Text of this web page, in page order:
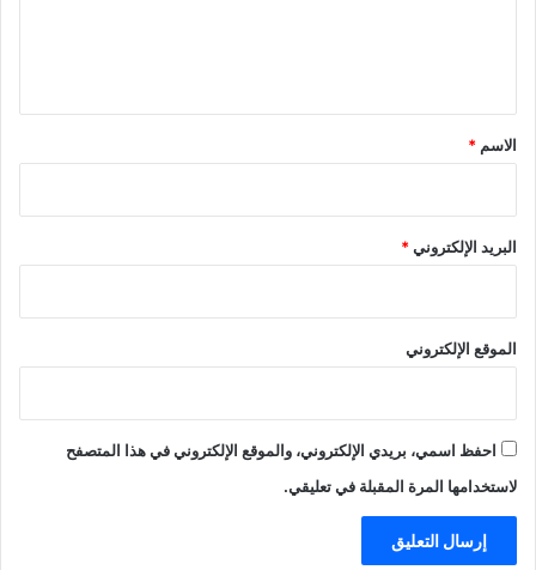
*
الاسم *
البريد الإلكتروني*
الموقع الإلكتروني
احفظ اسمي، بريدي الإلكتروني، والموقع الإلكتروني في هذا المتصفح
لاستخدامها المرة المقبلة في تعليقي.